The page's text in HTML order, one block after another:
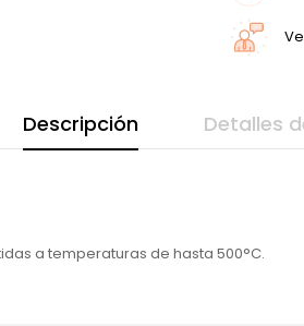
Descripción Detalles
a temperaturas de hasta 500°C.